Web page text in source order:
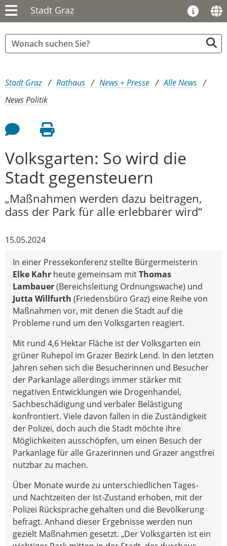
Stadt Graz
Sie sind hier:
Stadt Graz Rathaus News + Presse
Alle News
News Politik
Feedback an Autor
Seite drucken
Volksgarten: So wird die
Stadt gegensteuern
„Maßnahmen werden dazu beitragen,
dass der Park für alle erlebbarer wird“
15.05.2024
In einer Pressekonferenz stellte Bürgermeisterin
Elke Kahr heute gemeinsam mitThomas
Lambauer(Bereichsleitung Ordnungswache) und
Jutta Willfurth (Friedensbüro Graz) eine Reihe von
Maßnahmen vor, mit denen die Stadt auf die
Probleme rund um den Volksgarten reagiert.
Mit rund 4,6 Hektar Fläche ist der Volksgarten ein
grüner Ruhepol im Grazer Bezirk Lend. In den letzten
Jahren sehen sich die Besucherinnen und Besucher
der Parkanlage allerdings immer stärker mit
negativen Entwicklungen wie Drogenhandel,
Sachbeschädigung und verbaler Belästigung
konfrontiert. Viele davon fallen in die Zuständigkeit
der Polizei, doch auch die Stadt möchte ihre
Möglichkeiten ausschöpfen, um einen Besuch der
Parkanlage für alle Grazerinnen und Grazer angstfrei
nutzbar zu machen.
Über Monate wurde zu unterschiedlichen Tages-
und Nachtzeiten der Ist-Zustand erhoben, mit der
Polizei Rücksprache gehalten und die Bevölkerung
befragt. Anhand dieser Ergebnisse werden nun
gezielt Maßnahmen gesetzt. „Der Volksgarten ist ein